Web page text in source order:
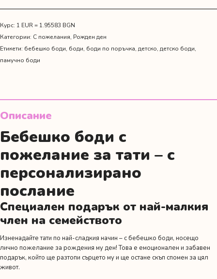
ден
на
най-
добрия
татко"
Курс: 1 EUR = 1.95583 BGN
Категории: С пожелания, Рожден ден
Етикети: бебешко боди, боди, боди по поръчка, детско, детско боди,
памучно боди
Описание
Бебешко боди с
пожелание за тати – с
персонализирано
послание
Специален подарък от най-малкия
член на семейството
Изненадайте тати по най-сладкия начин – с бебешко боди, носещо
лично пожелание за рождения му ден! Това е емоционален и забавен
подарък, който ще разтопи сърцето му и ще остане скъп спомен за цял
живот.